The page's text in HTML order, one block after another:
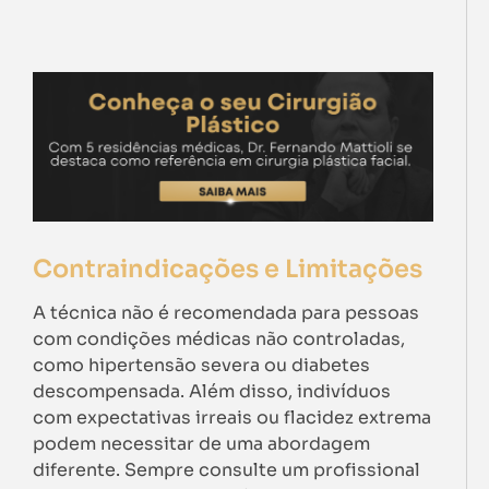
Contraindicações e Limitações
A técnica não é recomendada para pessoas
com condições médicas não controladas,
como hipertensão severa ou diabetes
descompensada. Além disso, indivíduos
com expectativas irreais ou flacidez extrema
podem necessitar de uma abordagem
diferente. Sempre consulte um profissional